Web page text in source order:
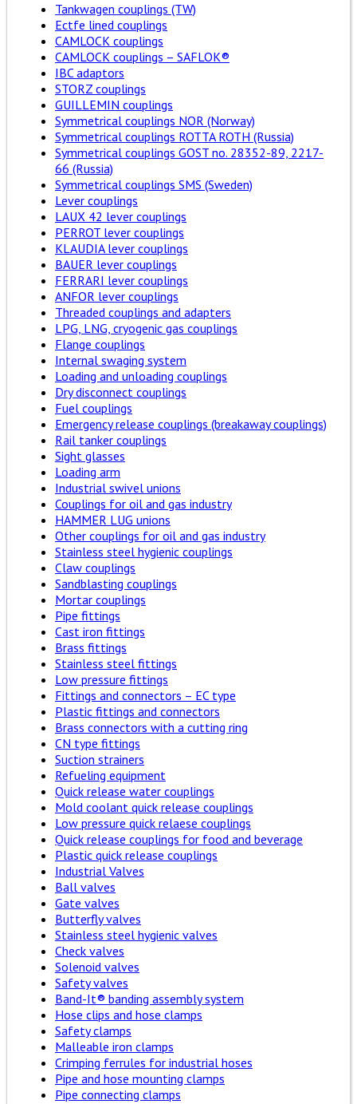
Tankwagen couplings (TW)
Ectfe lined couplings
CAMLOCK couplings
CAMLOCK couplings – SAFLOK®
IBC adaptors
STORZ couplings
GUILLEMIN couplings
Symmetrical couplings NOR (Norway)
Symmetrical couplings ROTTA ROTH (Russia)
Symmetrical couplings GOST no. 28352-89, 2217-
66 (Russia)
Symmetrical couplings SMS (Sweden)
Lever couplings
LAUX 42 lever couplings
PERROT lever couplings
KLAUDIA lever couplings
BAUER lever couplings
FERRARI lever couplings
ANFOR lever couplings
Threaded couplings and adapters
LPG, LNG, cryogenic gas couplings
Flange couplings
Internal swaging system
Loading and unloading couplings
Dry disconnect couplings
Fuel couplings
Emergency release couplings (breakaway couplings)
Rail tanker couplings
Sight glasses
Loading arm
Industrial swivel unions
Couplings for oil and gas industry
HAMMER LUG unions
Other couplings for oil and gas industry
Stainless steel hygienic couplings
Claw couplings
Sandblasting couplings
Mortar couplings
Pipe fittings
Cast iron fittings
Brass fittings
Stainless steel fittings
Low pressure fittings
Fittings and connectors – EC type
Plastic fittings and connectors
Brass connectors with a cutting ring
CN type fittings
Suction strainers
Refueling equipment
Quick release water couplings
Mold coolant quick release couplings
Low pressure quick relaese couplings
Quick release couplings for food and beverage
Plastic quick release couplings
Industrial Valves
Ball valves
Gate valves
Butterfly valves
Stainless steel hygienic valves
Check valves
Solenoid valves
Safety valves
Band-It® banding assembly system
Hose clips and hose clamps
Safety clamps
Malleable iron clamps
Crimping ferrules for industrial hoses
Pipe and hose mounting clamps
Pipe connecting clamps